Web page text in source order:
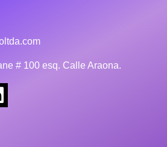
# 100 esq. Calle Araona.